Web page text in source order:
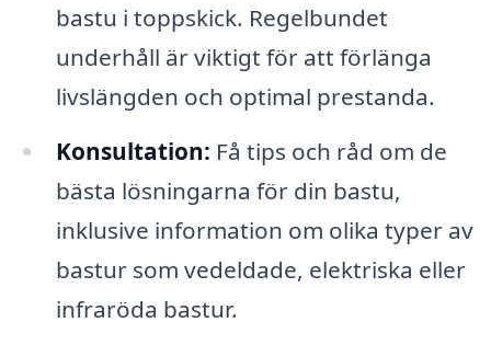
bastu i toppskick. Regelbundet
underhåll är viktigt för att förlänga
livslängden och optimal prestanda.
Konsultation: Få tips och råd om de
bästa lösningarna för din bastu,
inklusive information om olika typer av
bastur som vedeldade, elektriska eller
infraröda bastur.